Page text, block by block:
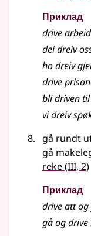
Приклад
drive
dei dreiv
ho dreiv
drive
bli driven
vi dreiv
gå rundt
gå
reke(3
III, 2)
Приклад
drive att
gå og drive